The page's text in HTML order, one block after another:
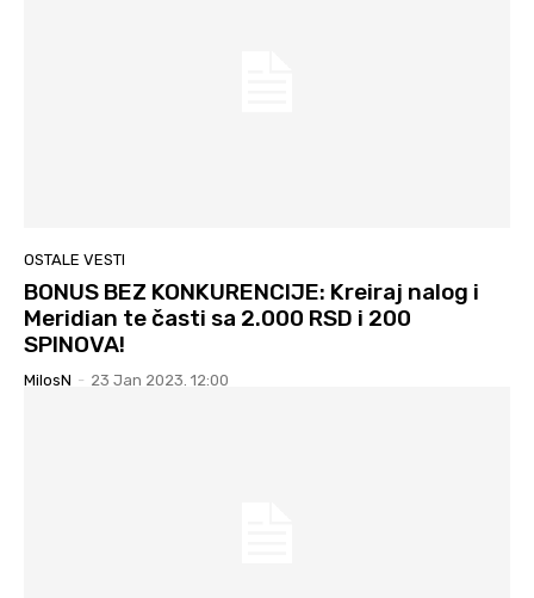
OSTALE VESTI
BONUS BEZ KONKURENCIJE: Kreiraj nalog i
Meridian te časti sa 2.000 RSD i 200
SPINOVA!
MilosN - 23 Jan 2023. 12:00